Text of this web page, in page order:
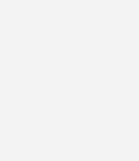
visuell und
hebt die Stimmung, verbessert
Rhythmus. Denn unsere
im Licht getaktet, die
treffen. Eine altersbedingte
Lichteinfall und das System gerät
und Müdigkeit am Tag können